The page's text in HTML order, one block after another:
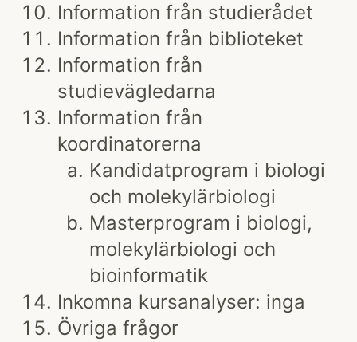
Information från studierådet
Information från biblioteket
Information från
studievägledarna
Information från
koordinatorerna
Kandidatprogram i biologi
och molekylärbiologi
Masterprogram i biologi,
molekylärbiologi och
bioinformatik
Inkomna kursanalyser: inga
Övriga frågor